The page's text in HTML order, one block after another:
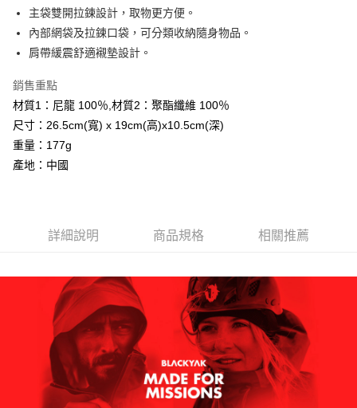
全盈+PAY
AFTEE先享後付
【關於「AFTEE先享後付」】
AFTEE先享後付是「在收到商品之後才付款」的支付方式。 讓您購物簡單
１．簡單：不需註冊會員、不需綁卡、不需儲值。
２．便利：只要手機號碼，簡訊認證，即可結帳。
３．安心：先確認商品／服務後，再付款。
２．訂單成立數日內，您將收到繳費通知簡訊。
３．收到繳費通知簡訊後14天內，點擊此簡訊中的連結，可透過四大超商／
購買商品的店家。未經商家同意取消之訂單仍視為有效，需透過AFTEE先享
後付繳納相關費用。
※ 交易是否成功請以「AFTEE先享後付 」之結帳頁面顯示為準，若有關於
是否繳費成功／繳費後需取消欲退款等相關疑問，請聯繫「AFTEE先享後付
客戶支援中心」
https://netprotections.freshdesk.com/support/home
【注意事項】
１．透過由恩沛科技股份有限公司提供之「AFTEE先享後付」服務完成之交
易，需依本服務之必要範圍內提供個人資料，並將交易相關給付款項請求債
ATM付款
運送方式
全家取貨付款
每筆NT$60，滿NT$599(含以上)免運費
每筆NT$60，滿NT$799(含以上)免運費
付款後萊爾富取貨
每筆NT$60，滿NT$799(含以上)免運費
7-11取貨付款
每筆NT$60，滿NT$799(含以上)免運費
主袋雙開拉鍊設計，取物更方便。
內部網袋及拉鍊口袋，可分類收納隨身物品。
肩帶緩震舒適襯墊設計。
銷售重點
材質1：尼龍 100％,材質2：聚酯纖維 100％
尺寸：26.5cm(寬) x 19cm(高)x10.5cm(深)
重量：177g
產地：中國
詳細說明 商品規格 相關推薦